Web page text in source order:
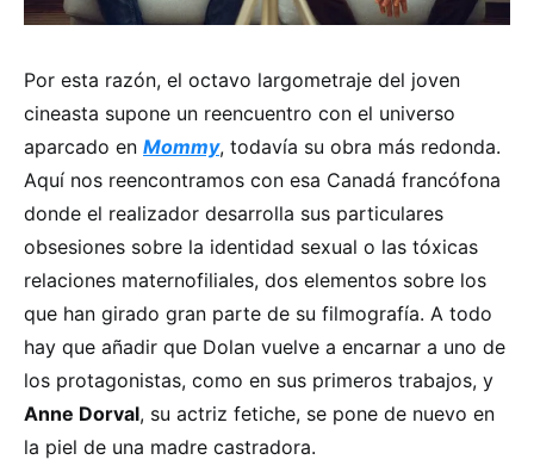
Por esta razón, el octavo largometraje del joven
cineasta supone un reencuentro con el universo
aparcado en Mommy, todavía su obra más redonda.
Aquí nos reencontramos con esa Canadá francófona
donde el realizador desarrolla sus particulares
obsesiones sobre la identidad sexual o las tóxicas
relaciones maternofiliales, dos elementos sobre los
que han girado gran parte de su filmografía. A todo
hay que añadir que Dolan vuelve a encarnar a uno de
los protagonistas, como en sus primeros trabajos, y
Anne Dorval, su actriz fetiche, se pone de nuevo en
la piel de una madre castradora.